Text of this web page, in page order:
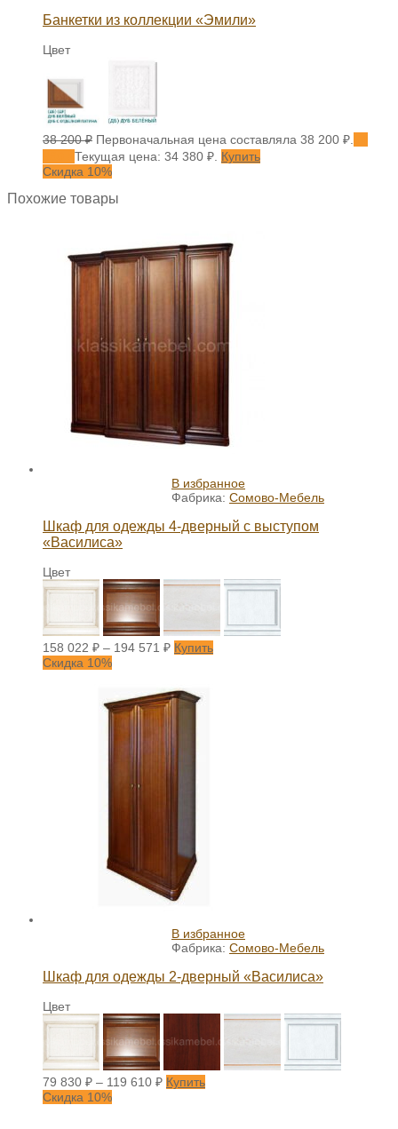
Банкетки из коллекции «Эмили»
Цвет
38 200₽ Первоначальная цена составляла 38 200 ₽.
Текущая цена: 34 380 ₽. Купить
Скидка 10%
Похожие товары
В избранное
Фабрика: Сомово-Мебель
Шкаф для одежды 4-дверный с выступом
«Василиса»
Цвет
158 022 ₽ – 194 571 ₽ Купить
Скидка 10%
В избранное
Фабрика: Сомово-Мебель
Шкаф для одежды 2-дверный «Василиса»
Цвет
79 830 ₽ – 119 610 ₽ Купить
Скидка 10%